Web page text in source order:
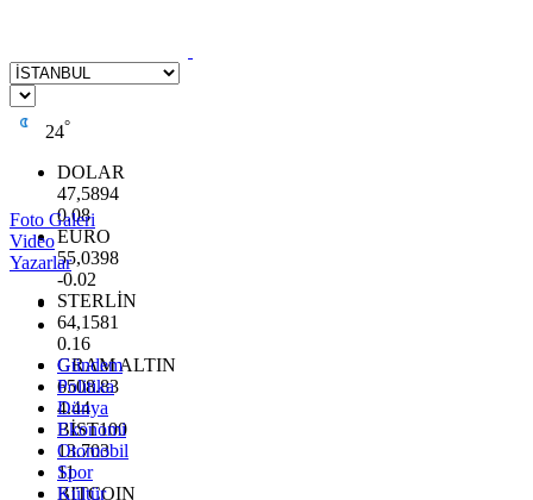
24°
DOLAR
47,5894
0.08
EURO
55,0398
-0.02
STERLİN
64,1581
0.16
GRAM ALTIN
6508.83
4.44
BİST100
13.703
11
BITCOIN
Foto Galeri
Video
Yazarlar
Gündem
Politika
Dünya
Ekonomi
Otomobil
Spor
Kültür